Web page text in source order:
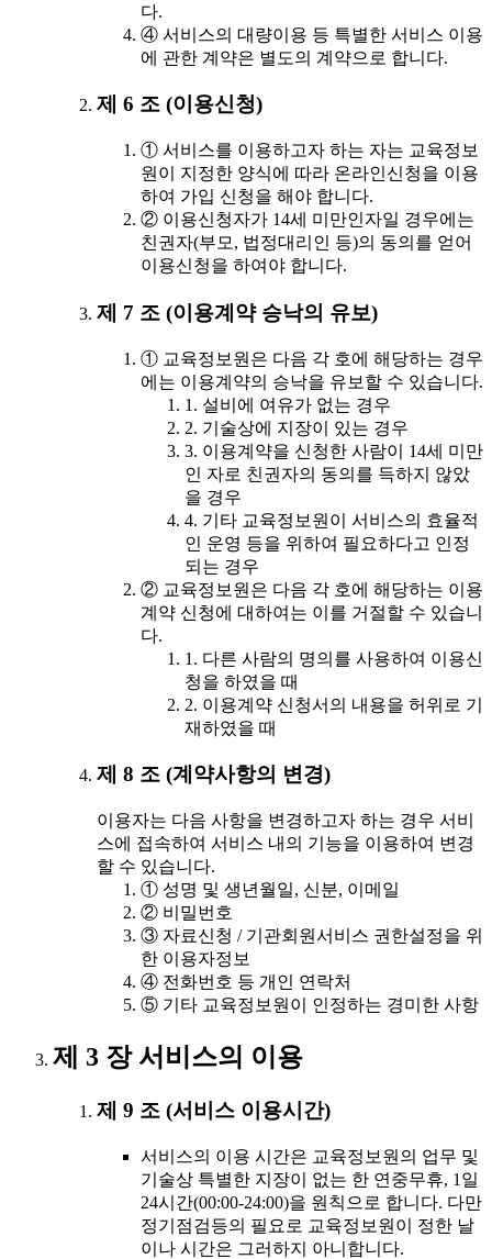
다.
④ 서비스의 대량이용 등 특별한 서비스 이용
에 관한 계약은 별도의 계약으로 합니다.
제 6 조 (이용신청)
① 서비스를 이용하고자 하는 자는 교육정보
원이 지정한 양식에 따라 온라인신청을 이용
하여 가입 신청을 해야 합니다.
② 이용신청자가 14세 미만인자일 경우에는
친권자(부모, 법정대리인 등)의 동의를 얻어
이용신청을 하여야 합니다.
제 7 조 (이용계약 승낙의 유보)
① 교육정보원은 다음 각 호에 해당하는 경우
에는 이용계약의 승낙을 유보할 수 있습니다.
1. 설비에 여유가 없는 경우
2. 기술상에 지장이 있는 경우
3. 이용계약을 신청한 사람이 14세 미만
인 자로 친권자의 동의를 득하지 않았
을 경우
4. 기타 교육정보원이 서비스의 효율적
인 운영 등을 위하여 필요하다고 인정
되는 경우
② 교육정보원은 다음 각 호에 해당하는 이용
계약 신청에 대하여는 이를 거절할 수 있습니
다.
1. 다른 사람의 명의를 사용하여 이용신
청을 하였을 때
2. 이용계약 신청서의 내용을 허위로 기
재하였을 때
제 8 조 (계약사항의 변경)
이용자는 다음 사항을 변경하고자 하는 경우 서비
스에 접속하여 서비스 내의 기능을 이용하여 변경
할 수 있습니다.
① 성명 및 생년월일, 신분, 이메일
② 비밀번호
③ 자료신청 / 기관회원서비스 권한설정을 위
한 이용자정보
④ 전화번호 등 개인 연락처
⑤ 기타 교육정보원이 인정하는 경미한 사항
제 3 장 서비스의 이용
제 9 조 (서비스 이용시간)
서비스의 이용 시간은 교육정보원의 업무 및
기술상 특별한 지장이 없는 한 연중무휴, 1일
24시간(00:00-24:00)을 원칙으로 합니다. 다만
정기점검등의 필요로 교육정보원이 정한 날
이나 시간은 그러하지 아니합니다.